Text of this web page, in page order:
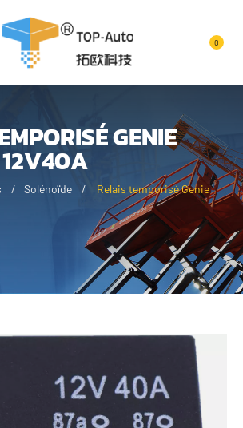
0
GENIE
Solénoïde
Relais temporisé Genie